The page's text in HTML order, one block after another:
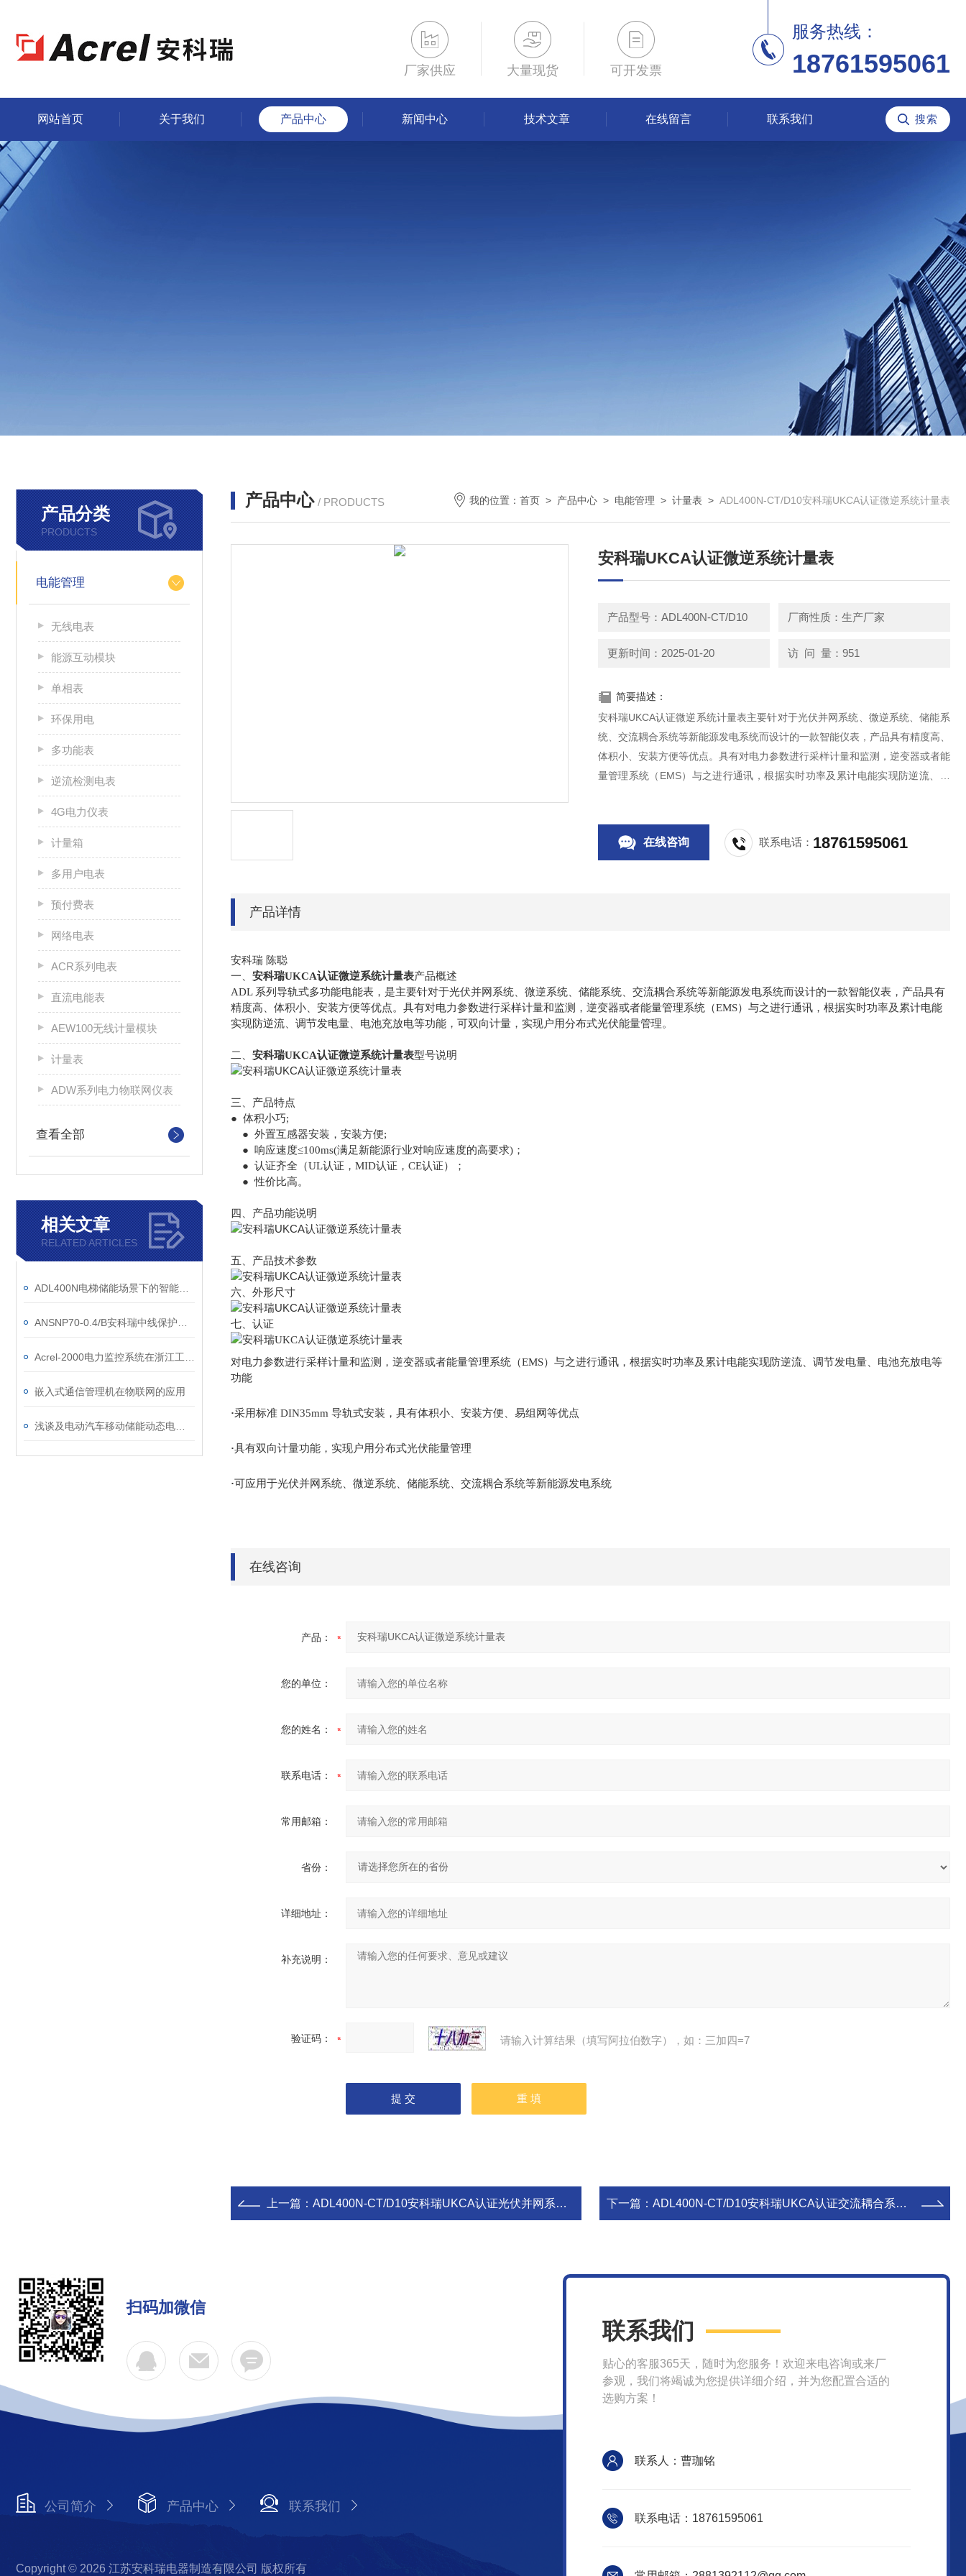
厂家供应 大量现货 可开发票
服务热线：
18761595061
网站首页 关于我们 产品中心 新闻中心 技术文章 在线留言 联系我们
产品分类
PRODUCTS
电能管理
无线电表
能源互动模块
单相表
环保用电
多功能表
逆流检测电表
4G电力仪表
计量箱
多用户电表
预付费表
网络电表
ACR系列电表
直流电能表
AEW100无线计量模块
计量表
ADW系列电力物联网仪表
查看全部
相关文章
RELATED ARTICLES
嵌入式通信管理机在物联网的应用
产品中心 / PRODUCTS 我的位置： 首页 > 产品中心 > 电能管理 > 计量表 > ADL400N-CT/D10安科瑞UKCA认证微逆系统计量表
安科瑞UKCA认证微逆系统计量表
产品型号：ADL400N-CT/D10 厂商性质：生产厂家
更新时间：2025-01-20 访 问 量：951
简要描述：
安科瑞UKCA认证微逆系统计量表主要针对于光伏并网系统、微逆系统、储能系
统、交流耦合系统等新能源发电系统而设计的一款智能仪表，产品具有精度高、
体积小、安装方便等优点。具有对电力参数进行采样计量和监测，逆变器或者能
量管理系统（EMS）与之进行通讯，根据实时功率及累计电能实现防逆流、调
在线咨询 联系电话： 18761595061
产品详情
安科瑞 陈聪
一、 安科瑞UKCA认证微逆系统计量表产品概述
ADL 系列导轨式多功能电能表，是主要针对于光伏并网系统、微逆系统、储能系统、交流耦合系统等新能源发电系统而设计的一款智能仪表，产品具有
精度高、体积小、安装方便等优点。具有对电力参数进行采样计量和监测，逆变器或者能量管理系统（EMS）与之进行通讯，根据实时功率及累计电能
实现防逆流、调节发电量、电池充放电等功能，可双向计量，实现户用分布式光伏能量管理。
二、 安科瑞UKCA认证微逆系统计量表型号说明
三、产品特点
● 体积小巧;
● 外置互感器安装，安装方便;
● 响应速度≤100ms(满足新能源行业对响应速度的高要求)；
● 认证齐全（UL认证，MID认证，CE认证）；
●性价比高。
四、产品功能说明
五、产品技术参数
六、外形尺寸
七、认证
对电力参数进行采样计量和监测，逆变器或者能量管理系统（EMS）与之进行通讯，根据实时功率及累计电能实现防逆流、调节发电量、电池充放电等
功能
·采用标准 DIN35mm 导轨式安装，具有体积小、安装方便、易组网等优点
·具有双向计量功能，实现户用分布式光伏能量管理
·可应用于光伏并网系统、微逆系统、储能系统、交流耦合系统等新能源发电系统
在线咨询
产品：
您的单位：
您的姓名：
联系电话：
常用邮箱：
省份：
详细地址：
补充说明：
验证码： 请输入计算结果（填写阿拉伯数字），如：三加四=7
上一篇： ADL400N-CT/D10安科瑞UKCA认证光伏并网系统计量表 下一篇： ADL400N-CT/D10安科瑞UKCA认证交流耦合系统计量表
扫码加微信
公司简介 产品中心 联系我们
Copyright © 2026 江苏安科瑞电器制造有限公司 版权所有
联系我们
贴心的客服365天，随时为您服务！欢迎来电咨询或来厂
参观，我们将竭诚为您提供详细介绍，并为您配置合适的
选购方案！
联系人：曹珈铭
联系电话：18761595061